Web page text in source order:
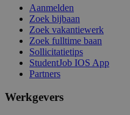
Aanmelden
Zoek bijbaan
Zoek vakantiewerk
Zoek fulltime baan
Sollicitatietips
StudentJob IOS App
Partners
Werkgevers